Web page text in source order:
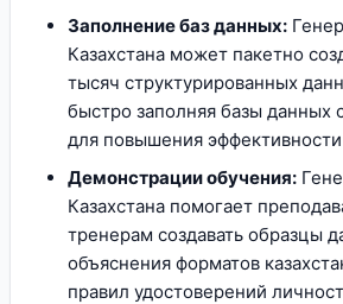
Заполнение баз данных:
Казахстана может пакетно
тысяч структурированных
быстро заполняя базы данных
для повышения эффективности
Демонстрации обучения:
Казахстана помогает
тренерам создавать образцы
объяснения форматов
правил удостоверений